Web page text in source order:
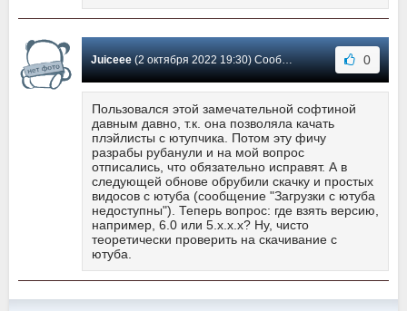
Juiceee(2 октября 2022 19:30) Сообщение #565 0
Пользовался этой замечательной софтиной
давным давно, т.к. она позволяла качать
плэйлисты с ютупчика. Потом эту фичу
разрабы рубанули и на мой вопрос
отписались, что обязательно исправят. А в
следующей обнове обрубили скачку и простых
видосов с ютуба (сообщение "Загрузки с ютуба
недоступны"). Теперь вопрос: где взять версию,
например, 6.0 или 5.x.x.x? Ну, чисто
теоретически проверить на скачивание с
ютуба.